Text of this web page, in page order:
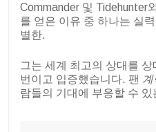
Commander 및 Tidehunter
를 얻은 이유 중 하나는 실
별한.
그는 세계 최고의 상대를
번이고 입증했습니다. 팬
람들의 기대에 부응할 수